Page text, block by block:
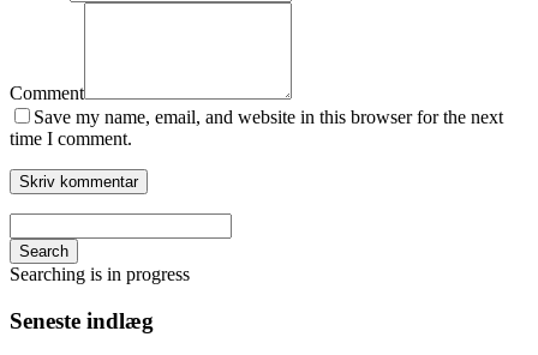
Comment
Save my name, email, and website in this browser for the next
time I comment.
Search
Searching is in progress
Seneste indlæg